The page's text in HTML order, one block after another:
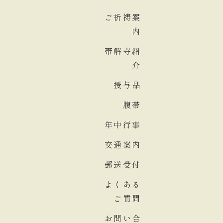
ご祈祷案
内
帯解寺紹
介
授与品
腹帯
年中行事
交通案内
郵送受付
よくある
ご質問
お問い合